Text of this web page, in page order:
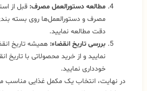
مطالعه دستورالعمل مصرف: قبل از
مصرف و دستورالعمل‌ها روی بسته‌
دقت مطالعه نمایید.
بررسی تاریخ انقضاء: همیشه تاریخ
نمایید و از خرید محصولاتی با تاریخ
خودداری نمایید.
در نهایت، انتخاب یک مکمل غذایی مناسب